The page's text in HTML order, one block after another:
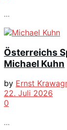
...
Österreichs
Michael Kuhn
by Ernst
22. Juli 2026
0
...